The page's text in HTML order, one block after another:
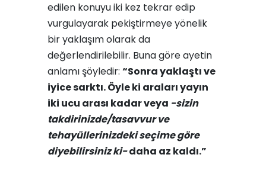
edilen konuyu iki kez tekrar edip
vurgulayarak pekiştirmeye yönelik
bir yaklaşım olarak da
değerlendirilebilir. Buna göre ayetin
anlamı şöyledir: “Sonra yaklaştı ve
iyice sarktı. Öyle ki araları yayın
iki ucu arası kadar veya -sizin
takdirinizde/tasavvur ve
tehayüllerinizdeki seçime göre
diyebilirsiniz ki-daha az kaldı.”